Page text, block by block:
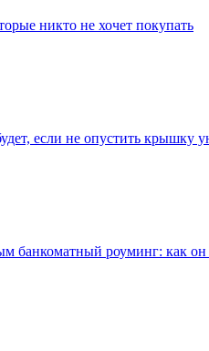
никто не хочет покупать
если не опустить крышку
банкоматный роуминг: как он